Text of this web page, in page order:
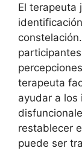
El terapeuta
terapeuta
ayudar a los
restablecer
puede ser